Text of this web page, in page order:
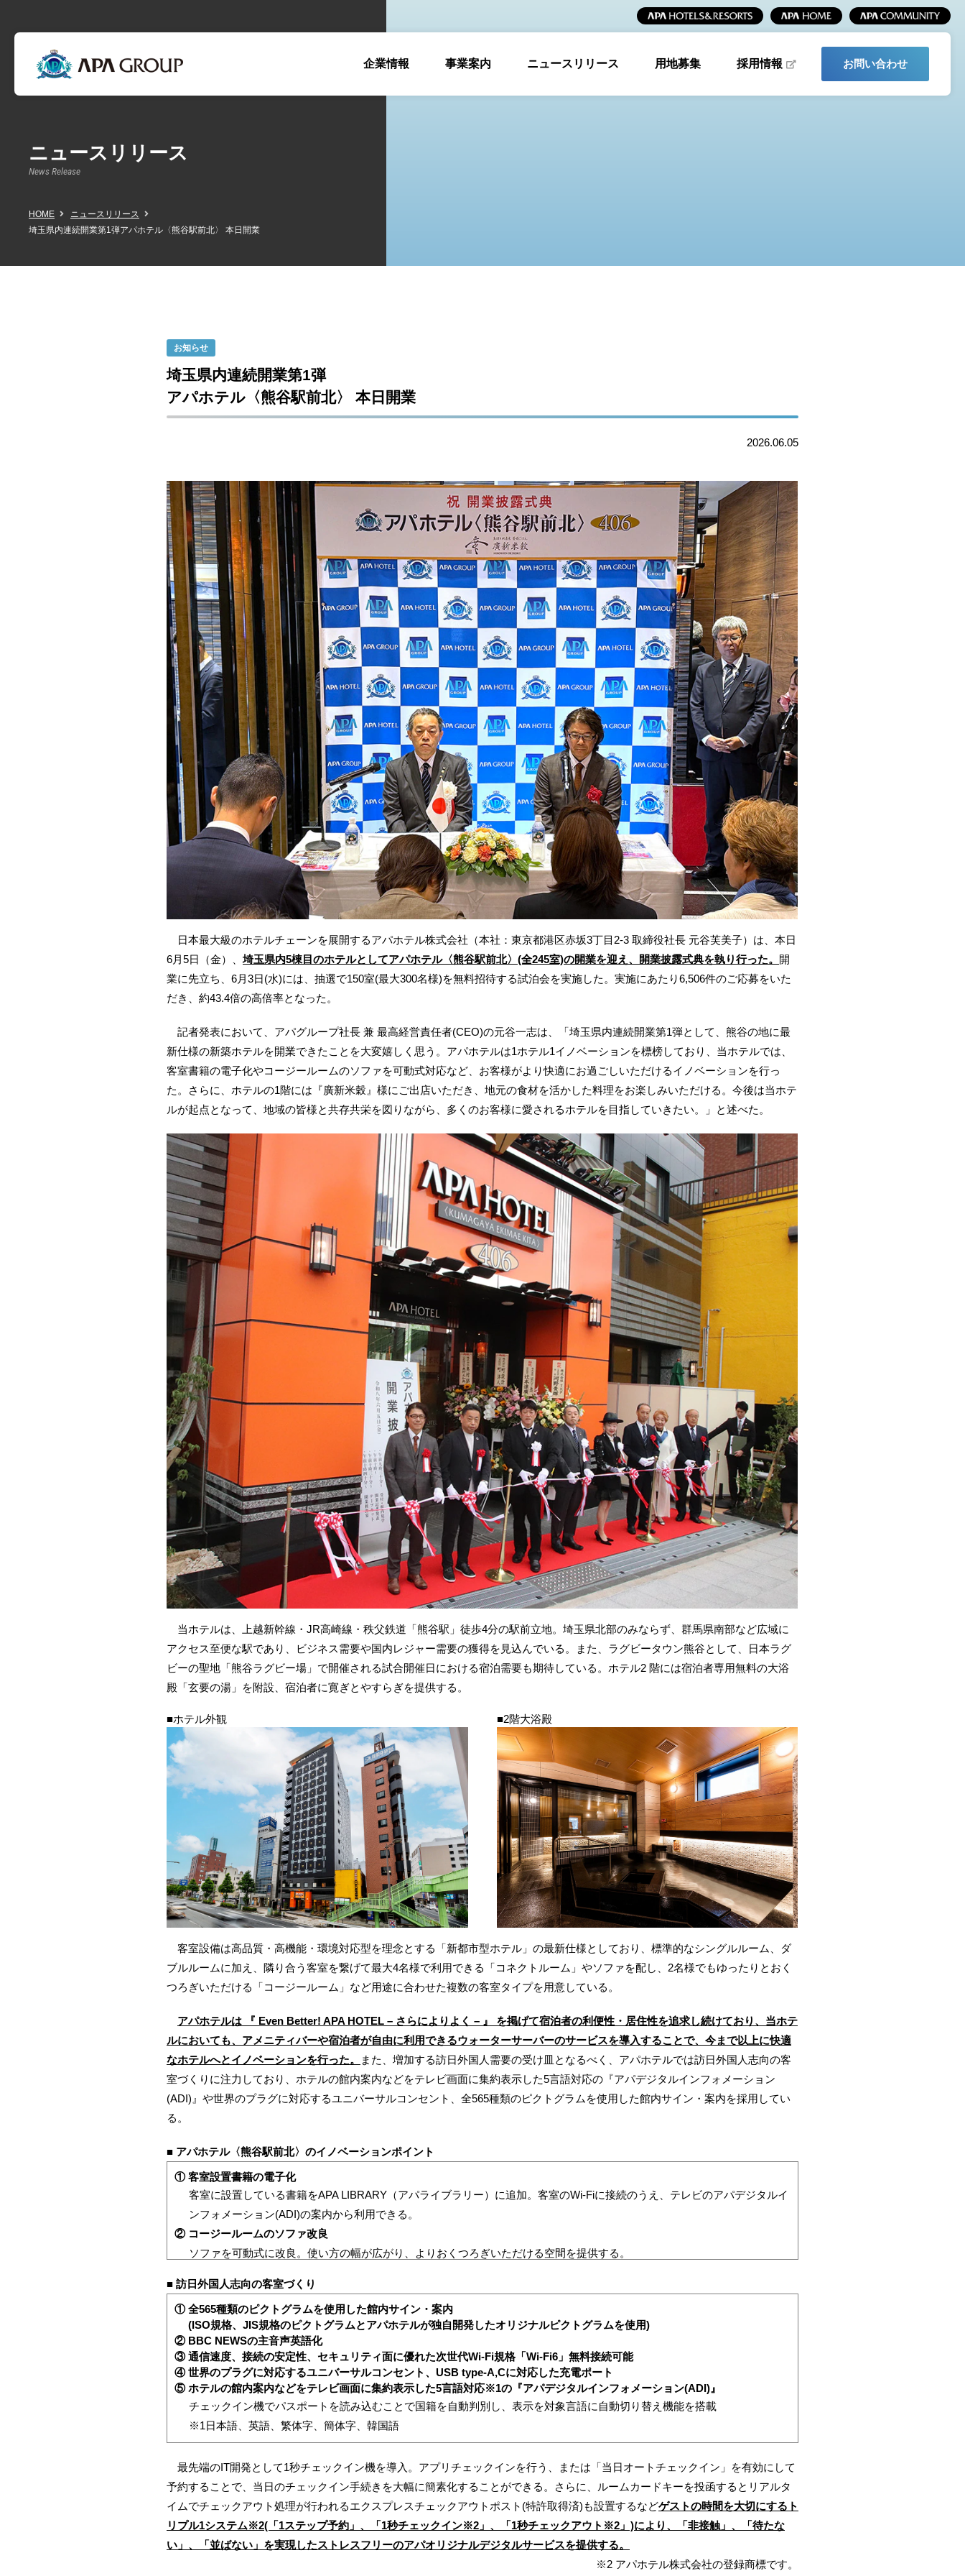
企業情報 事業案内 ニュースリリース 用地募集 採用情報 お問い合わせ
ニュースリリース
News Release
HOME
ニュースリリース
埼玉県内連続開業第1弾アパホテル〈熊谷駅前北〉 本日開業
お知らせ
埼玉県内連続開業第1弾
アパホテル〈熊谷駅前北〉 本日開業
2026.06.05
日本最大級のホテルチェーンを展開するアパホテル株式会社（本社：東京都港区赤坂3丁目2-3 取締役社長 元谷芙美子）は、本日
6月5日（金）、埼玉県内5棟目のホテルとしてアパホテル〈熊谷駅前北〉 (全245室)の開業を迎え、開業披露式典を執り行った。 開
業に先立ち、6月3日(水)には、抽選で150室(最大300名様)を無料招待する試泊会を実施した。実施にあたり6,506件のご応募をいた
だき、約43.4倍の高倍率となった。
記者発表において、アパグループ社長 兼 最高経営責任者(CEO)の元谷一志は、「埼玉県内連続開業第1弾として、熊谷の地に最
新仕様の新築ホテルを開業できたことを大変嬉しく思う。アパホテルは1ホテル1イノベーションを標榜しており、当ホテルでは、
客室書籍の電子化やコージールームのソファを可動式対応など、お客様がより快適にお過ごしいただけるイノベーションを行っ
た。さらに、ホテルの1階には『廣新米穀』様にご出店いただき、地元の食材を活かした料理をお楽しみいただける。今後は当ホテ
ルが起点となって、地域の皆様と共存共栄を図りながら、多くのお客様に愛されるホテルを目指していきたい。」と述べた。
当ホテルは、上越新幹線・JR高崎線・秩父鉄道「熊谷駅」徒歩4分の駅前立地。埼玉県北部のみならず、群馬県南部など広域に
アクセス至便な駅であり、ビジネス需要や国内レジャー需要の獲得を見込んでいる。また、ラグビータウン熊谷として、日本ラグ
ビーの聖地「熊谷ラグビー場」で開催される試合開催日における宿泊需要も期待している。ホテル2 階には宿泊者専用無料の大浴
殿「玄要の湯」を附設、宿泊者に寛ぎとやすらぎを提供する。
■ホテル外観 ■2階大浴殿
客室設備は高品質・高機能・環境対応型を理念とする「新都市型ホテル」の最新仕様としており、標準的なシングルルーム、ダ
ブルルームに加え、隣り合う客室を繋げて最大4名様で利用できる「コネクトルーム」やソファを配し、2名様でもゆったりとおく
つろぎいただける「コージールーム」など用途に合わせた複数の客室タイプを用意している。
アパホテルは 『 Even Better! APA HOTEL – さらによりよく – 』 を掲げて宿泊者の利便性・居住性を追求し続けており、当ホテ
ルにおいても、アメニティバーや宿泊者が自由に利用できるウォーターサーバーのサービスを導入することで、今まで以上に快適
なホテルへとイノベーションを行った。
また、増加する訪日外国人需要の受け皿となるべく、アパホテルでは訪日外国人志向の客
室づくりに注力しており、ホテルの館内案内などをテレビ画面に集約表示した5言語対応の『アパデジタルインフォメーション
(ADI)』や世界のプラグに対応するユニバーサルコンセント、全565種類のピクトグラムを使用した館内サイン・案内を採用してい
る。
■ アパホテル〈熊谷駅前北〉のイノベーションポイント
① 客室設置書籍の電子化
客室に設置している書籍をAPA LIBRARY（アパライブラリー）に追加。客室のWi-Fiに接続のうえ、テレビのアパデジタルイ
ンフォメーション(ADI)の案内から利用できる。
② コージールームのソファ改良
ソファを可動式に改良。使い方の幅が広がり、よりおくつろぎいただける空間を提供する。
■ 訪日外国人志向の客室づくり
① 全565種類のピクトグラムを使用した館内サイン・案内
(ISO規格、JIS規格のピクトグラムとアパホテルが独自開発したオリジナルピクトグラムを使用)
② BBC NEWSの主音声英語化
③ 通信速度、接続の安定性、セキュリティ面に優れた次世代Wi-Fi規格「Wi-Fi6」無料接続可能
④ 世界のプラグに対応するユニバーサルコンセント、USB type-A,Cに対応した充電ポート
⑤ ホテルの館内案内などをテレビ画面に集約表示した5言語対応※1の『アパデジタルインフォメーション(ADI)』
チェックイン機でパスポートを読み込むことで国籍を自動判別し、表示を対象言語に自動切り替え機能を搭載
※1日本語、英語、繁体字、簡体字、韓国語
最先端のIT開発として1秒チェックイン機を導入。アプリチェックインを行う、または「当日オートチェックイン」を有効にして
予約することで、当日のチェックイン手続きを大幅に簡素化することができる。さらに、ルームカードキーを投函するとリアルタ
イムでチェックアウト処理が行われるエクスプレスチェックアウトポスト(特許取得済)も設置するなどゲストの時間を大切にするト
リプル1システム※2(「1ステップ予約」、「1秒チェックイン※2」、「1秒チェックアウト※2」)により、「非接触」、「待たな
い」、「並ばない」を実現したストレスフリーのアパオリジナルデジタルサービスを提供する。
※2 アパホテル株式会社の登録商標です。